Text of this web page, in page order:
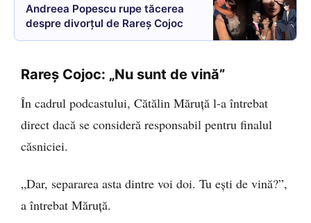
Andreea Popescu rupe tăcerea
despre divorțul de Rareș Cojoc
Rareș Cojoc: „Nu sunt de vină”
În cadrul podcastului, Cătălin Măruță l-a întrebat
direct dacă se consideră responsabil pentru finalul
căsniciei.
„Dar, separarea asta dintre voi doi. Tu ești de vină?”,
a întrebat Măruță.